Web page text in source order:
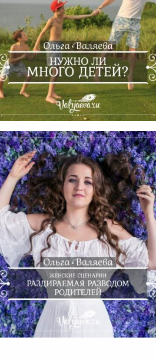
Нужно Ли Много Детей?
Женские Сценарии.
Раздираемая Разводом
Родителей.